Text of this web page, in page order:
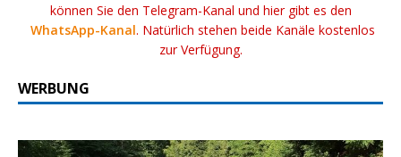
können Sie den Telegram-Kanal und hier gibt es den
WhatsApp-Kanal. Natürlich stehen beide Kanäle kostenlos
zur Verfügung.
WERBUNG